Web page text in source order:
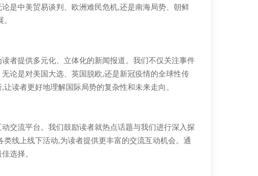
是中美贸易谈判、欧洲难民危机,还是南海局势、朝鲜
者提供多元化、立体化的新闻报道。我们不仅关注事件
论是对美国大选、英国脱欧,还是新冠疫情的全球性传
读者更好地理解国际局势的复杂性和未来走向。
交流平台。我们鼓励读者就热点话题与我们进行深入探
线上线下活动,为读者提供更丰富的交流互动机会。通
选择。